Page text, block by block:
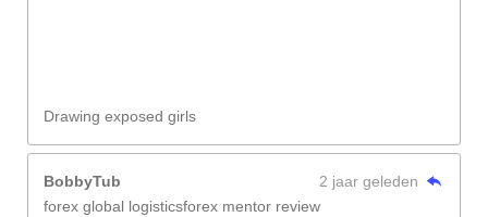
Drawing exposed girls
BobbyTub
2 jaar geleden
forex global logisticsforex mentor review